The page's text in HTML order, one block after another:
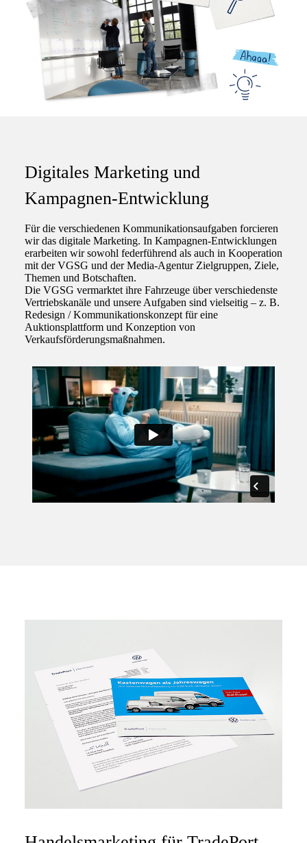
Digitales Marketing und
Kampagnen-Entwicklung
Für die verschiedenen Kommunikationsaufgaben forcieren
wir das digitale Marketing. In Kampagnen-Entwicklungen
erarbeiten wir sowohl federführend als auch in Kooperation
mit der VGSG und der Media-Agentur Zielgruppen, Ziele,
Themen und Botschaften.
Die VGSG vermarktet ihre Fahrzeuge über verschiedenste
Vertriebskanäle und unsere Aufgaben sind vielseitig – z. B.
Redesign / Kommunikationskonzept für eine
Auktionsplattform und Konzeption von
Verkaufsförderungsmaßnahmen.